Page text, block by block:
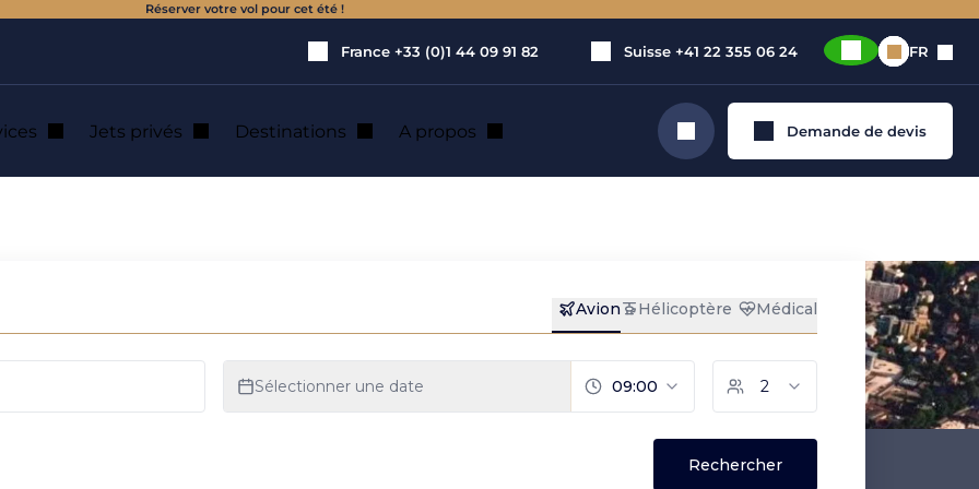
Réserver votre vol pour cet été !
France +33 (0)1 44 09 91 82 Suisse +41 22 355 06 24 FR
Jets privés Destinations A propos Rechercher Demande de devis